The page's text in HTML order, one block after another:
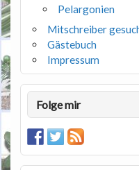
Pelargonien
Mitschreiber
Gästebuch
Impressum
Folge mir